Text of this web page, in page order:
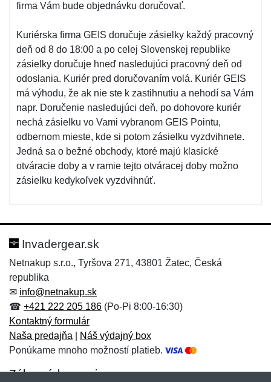
firma Vám bude objednávku doručovať.
Kuriérska firma GEIS doručuje zásielky každý pracovný
deň od 8 do 18:00 a po celej Slovenskej republike
zásielky doručuje hneď nasledujúci pracovný deň od
odoslania. Kuriér pred doručovaním volá. Kuriér GEIS
má výhodu, že ak nie ste k zastihnutiu a nehodí sa Vám
napr. Doručenie nasledujúci deň, po dohovore kuriér
nechá zásielku vo Vami vybranom GEIS Pointu,
odbernom mieste, kde si potom zásielku vyzdvihnete.
Jedná sa o bežné obchody, ktoré majú klasické
otváracie doby a v ramie tejto otváracej doby možno
zásielku kedykoľvek vyzdvihnúť.
Invadergear.sk
Netnakup s.r.o., Tyršova 271, 43801 Žatec, Česká
republika
✉ info@netnakup.sk
☎ +421 222 205 186 (Po-Pi 8:00-16:30)
Kontaktný formulár
Naša predajňa
Náš výdajný box
Ponúkame mnoho možností platieb.
Zákaznícky servis